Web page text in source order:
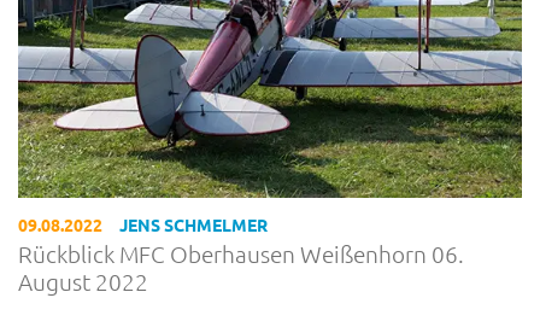
09.08.2022 JENS SCHMELMER
Rückblick MFC Oberhausen Weißenhorn 06.
August 2022